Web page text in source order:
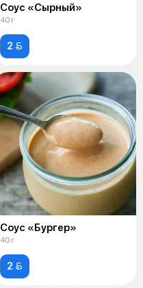
Соус «Сырный»
40 г
2 
Соус «Бургер»
40 г
2 